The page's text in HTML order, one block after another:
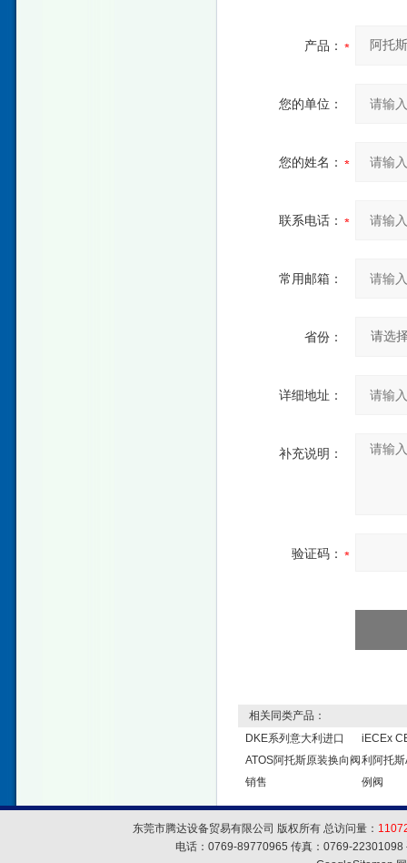
产品：
您的单位：
您的姓名：
联系电话：
常用邮箱：
省份：
详细地址：
补充说明：
验证码：
相关同类产品：
DKE系列意大利进口
ATOS阿托斯原装换向阀
销售
iECEx
利阿托
例阀
东莞市腾达设备贸易有限公司 版权所有 总访问量：
电话：0769-89770965 传真：0769-